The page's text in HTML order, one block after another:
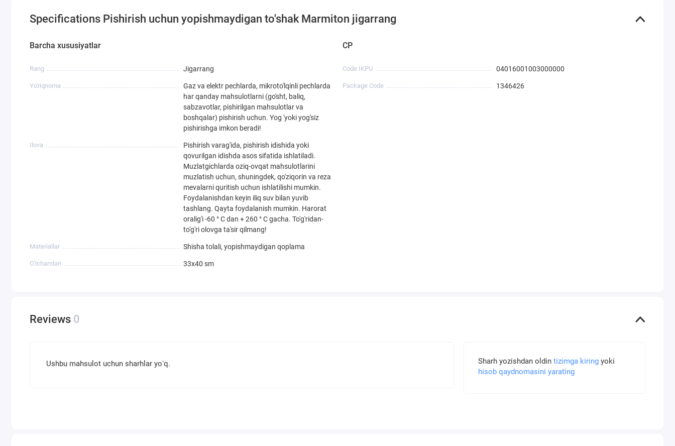
Specifications Pishirish uchun yopishmaydigan to'shak Marmiton jigarrang
Barcha xususiyatlar
Rang Jigarrang
Yo'riqnoma
Gaz va elektr pechlarda, mikroto'lqinli pechlarda
har qanday mahsulotlarni (go'sht, baliq,
sabzavotlar, pishirilgan mahsulotlar va
boshqalar) pishirish uchun. Yog 'yoki yog'siz
pishirishga imkon beradi!
Ilova
Pishirish varag'ida, pishirish idishida yoki
qovurilgan idishda asos sifatida ishlatiladi.
Muzlatgichlarda oziq-ovqat mahsulotlarini
muzlatish uchun, shuningdek, qo'ziqorin va reza
mevalarni quritish uchun ishlatilishi mumkin.
Foydalanishdan keyin iliq suv bilan yuvib
tashlang. Qayta foydalanish mumkin. Harorat
oralig'i -60 ° C dan + 260 ° C gacha. To'g'ridan-
to'g'ri olovga ta'sir qilmang!
Materiallar Shisha tolali, yopishmaydigan qoplama
O'lchamlari 33х40 sm
CP
Code IKPU 04016001003000000
Package Code 1346426
Reviews 0
Ushbu mahsulot uchun sharhlar yoʻq. Sharh yozishdan oldin tizimga kiring yoki
hisob qaydnomasini yarating